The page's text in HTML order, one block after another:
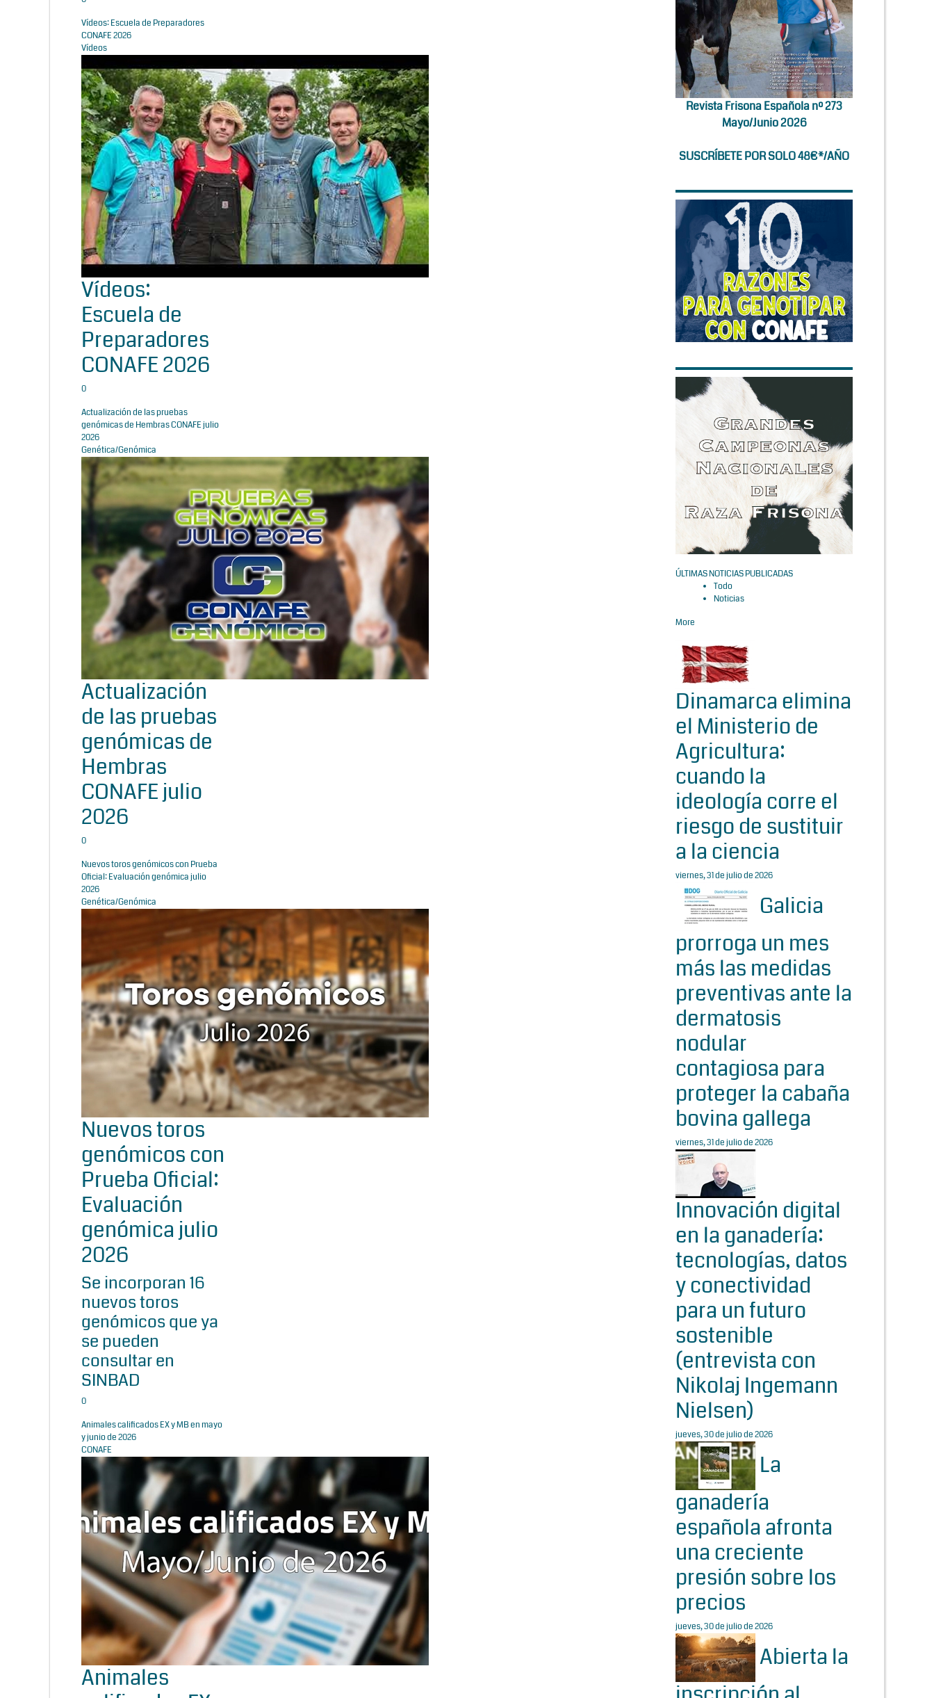
Vídeos: Escuela de Preparadores
CONAFE 2026
Vídeos
Vídeos:
Escuela de
Preparadores
CONAFE 2026
0
Actualización de las pruebas
genómicas de Hembras CONAFE julio
2026
Genética/Genómica
Actualización
de las pruebas
genómicas de
Hembras
CONAFE julio
2026
0
Nuevos toros genómicos con Prueba
Oficial: Evaluación genómica julio
2026
Genética/Genómica
Nuevos toros
genómicos con
Prueba Oficial:
Evaluación
genómica julio
2026
Se incorporan 16
nuevos toros
genómicos que ya
se pueden
consultar en
SINBAD
0
Animales calificados EX y MB en mayo
y junio de 2026
CONAFE
Animales
Revista Frisona Española nº 273
Mayo/Junio 2026
SUSCRÍBETE POR SOLO 48€*/AÑO
ÚLTIMAS NOTICIAS PUBLICADAS
Todo
Noticias
More
Dinamarca elimina
el Ministerio de
Agricultura:
cuando la
ideología corre el
riesgo de sustituir
a la ciencia
viernes, 31 de julio de 2026
Galicia
prorroga un mes
más las medidas
preventivas ante la
dermatosis
nodular
contagiosa para
proteger la cabaña
bovina gallega
viernes, 31 de julio de 2026
Innovación digital
en la ganadería:
tecnologías, datos
y conectividad
para un futuro
sostenible
(entrevista con
Nikolaj Ingemann
Nielsen)
jueves, 30 de julio de 2026
La
ganadería
española afronta
una creciente
presión sobre los
precios
jueves, 30 de julio de 2026
Abierta la